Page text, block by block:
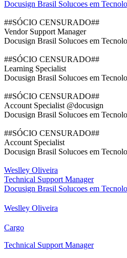
Docusign Brasil Solucoes em
##SÓCIO CENSURADO##
Vendor Support Manager
Docusign Brasil Solucoes em
##SÓCIO CENSURADO##
Learning Specialist
Docusign Brasil Solucoes em
##SÓCIO CENSURADO##
Account Specialist @docusign
Docusign Brasil Solucoes em
##SÓCIO CENSURADO##
Account Specialist
Docusign Brasil Solucoes em
Weslley Oliveira
Technical Support Manager
Docusign Brasil Solucoes em
Weslley Oliveira
Cargo
Technical Support Manager